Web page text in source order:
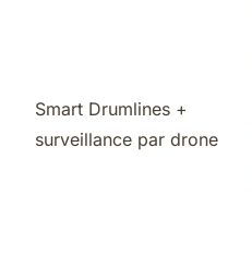
Smart Drumlines +
surveillance par drone